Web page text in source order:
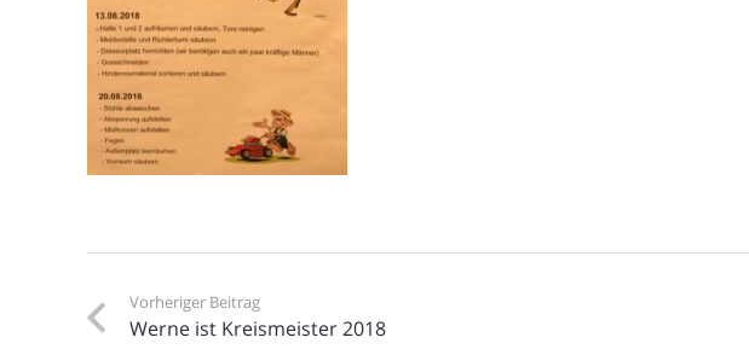
Vorheriger Beitrag
Werne ist Kreismeister 2018